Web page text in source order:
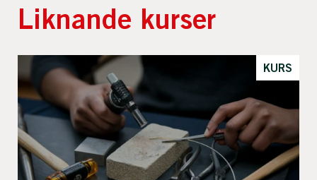
Liknande kurser
KURS